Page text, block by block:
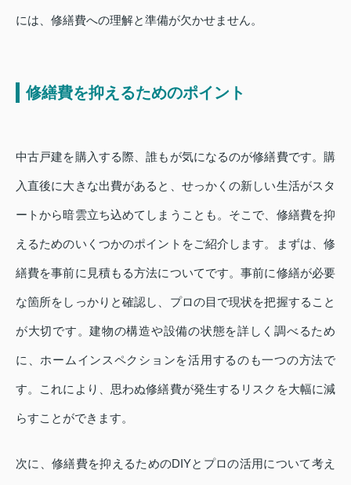
には、修繕費への理解と準備が欠かせません。
修繕費を抑えるためのポイント
中古戸建を購入する際、誰もが気になるのが修繕費です。購
入直後に大きな出費があると、せっかくの新しい生活がスタ
ートから暗雲立ち込めてしまうことも。そこで、修繕費を抑
えるためのいくつかのポイントをご紹介します。まずは、修
繕費を事前に見積もる方法についてです。事前に修繕が必要
な箇所をしっかりと確認し、プロの目で現状を把握すること
が大切です。建物の構造や設備の状態を詳しく調べるため
に、ホームインスペクションを活用するのも一つの方法で
す。これにより、思わぬ修繕費が発生するリスクを大幅に減
らすことができます。
次に、修繕費を抑えるためのDIYとプロの活用について考え